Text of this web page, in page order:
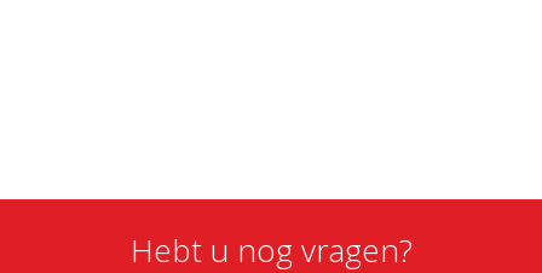
Wilms
Hebt u nog vragen?